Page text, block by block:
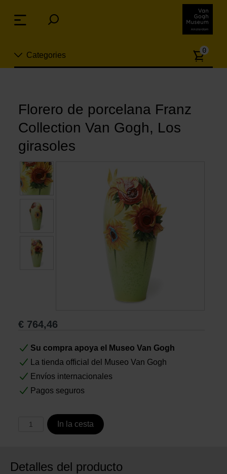
links
Jump
content
navigation
Categories
Joyas
Moda
Para la casa
Hogar y Cocina
Libros
0
Florero de porcelana Franz
Collection Van Gogh, Los
girasoles
€ 764,46
Su compra apoya el Museo Van Gogh
La tienda official del Museo Van Gogh
Envíos internacionales
Pagos seguros
In la cesta
Detalles del producto
Menu